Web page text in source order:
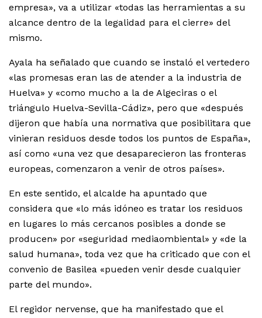
empresa», va a utilizar «todas las herramientas a su
alcance dentro de la legalidad para el cierre» del
mismo.
Ayala ha señalado que cuando se instaló el vertedero
«las promesas eran las de atender a la industria de
Huelva» y «como mucho a la de Algeciras o el
triángulo Huelva-Sevilla-Cádiz», pero que «después
dijeron que había una normativa que posibilitara que
vinieran residuos desde todos los puntos de España»,
así como «una vez que desaparecieron las fronteras
europeas, comenzaron a venir de otros países».
En este sentido, el alcalde ha apuntado que
considera que «lo más idóneo es tratar los residuos
en lugares lo más cercanos posibles a donde se
producen» por «seguridad mediaombiental» y «de la
salud humana», toda vez que ha criticado que con el
convenio de Basilea «pueden venir desde cualquier
parte del mundo».
El regidor nervense, que ha manifestado que el